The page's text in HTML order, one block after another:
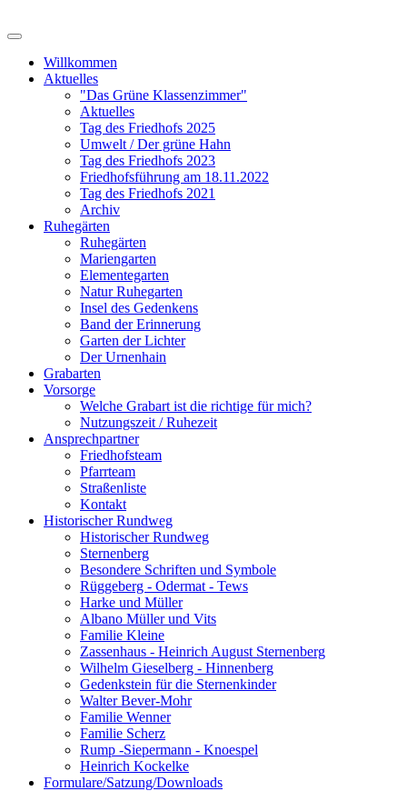
Willkommen
Aktuelles
"Das Grüne Klassenzimmer"
Aktuelles
Tag des Friedhofs 2025
Umwelt / Der grüne Hahn
Tag des Friedhofs 2023
Friedhofsführung am 18.11.2022
Tag des Friedhofs 2021
Archiv
Ruhegärten
Ruhegärten
Mariengarten
Elementegarten
Natur Ruhegarten
Insel des Gedenkens
Band der Erinnerung
Garten der Lichter
Der Urnenhain
Grabarten
Vorsorge
Welche Grabart ist die richtige für mich?
Nutzungszeit / Ruhezeit
Ansprechpartner
Friedhofsteam
Pfarrteam
Straßenliste
Kontakt
Historischer Rundweg
Historischer Rundweg
Sternenberg
Besondere Schriften und Symbole
Rüggeberg - Odermat - Tews
Harke und Müller
Albano Müller und Vits
Familie Kleine
Zassenhaus - Heinrich August Sternenberg
Wilhelm Gieselberg - Hinnenberg
Gedenkstein für die Sternenkinder
Walter Bever-Mohr
Familie Wenner
Familie Scherz
Rump -Siepermann - Knoespel
Heinrich Kockelke
Formulare/Satzung/Downloads